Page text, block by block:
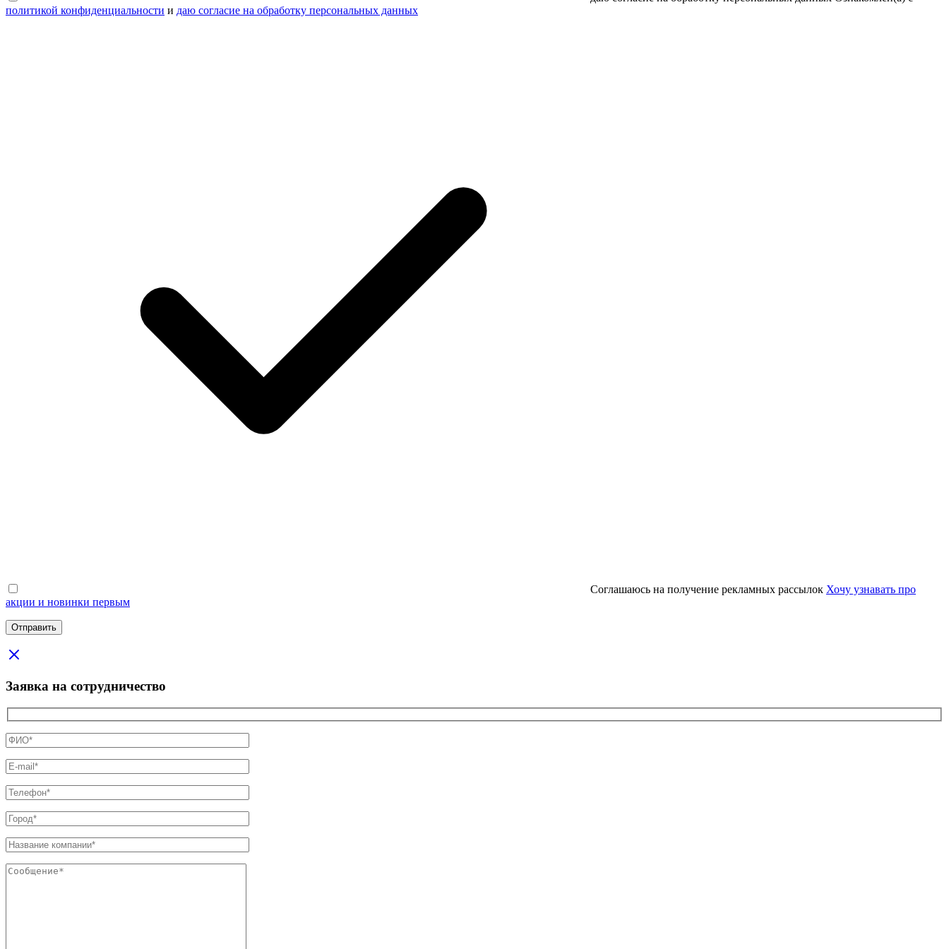
политикой конфиденциальности и даю согласие на обработку персональных данных
Соглашаюсь на получение рекламных рассылок Хочу узнавать про
акции и новинки первым
Заявка на сотрудничество